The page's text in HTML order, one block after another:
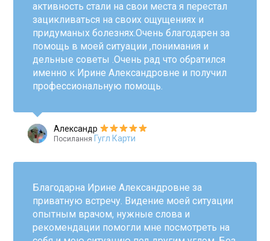
активность стали на свои места я перестал
зацикливаться на своих ощущениях и
придуманых болезнях.Очень благодарен за
помощь в моей ситуации ,понимания и
дельные советы .Очень рад что обратился
именно к Ирине Александровне и получил
профессиональную помощь.
Александр
Посилання Гугл Карти
Благодарна Ирине Александровне за
приватную встречу. Видение моей ситуации
опытным врачом, нужные слова и
рекомендации помогли мне посмотреть на